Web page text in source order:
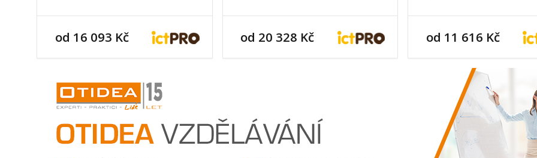
od 16 093 Kč od 20 328 Kč od 11 616 Kč